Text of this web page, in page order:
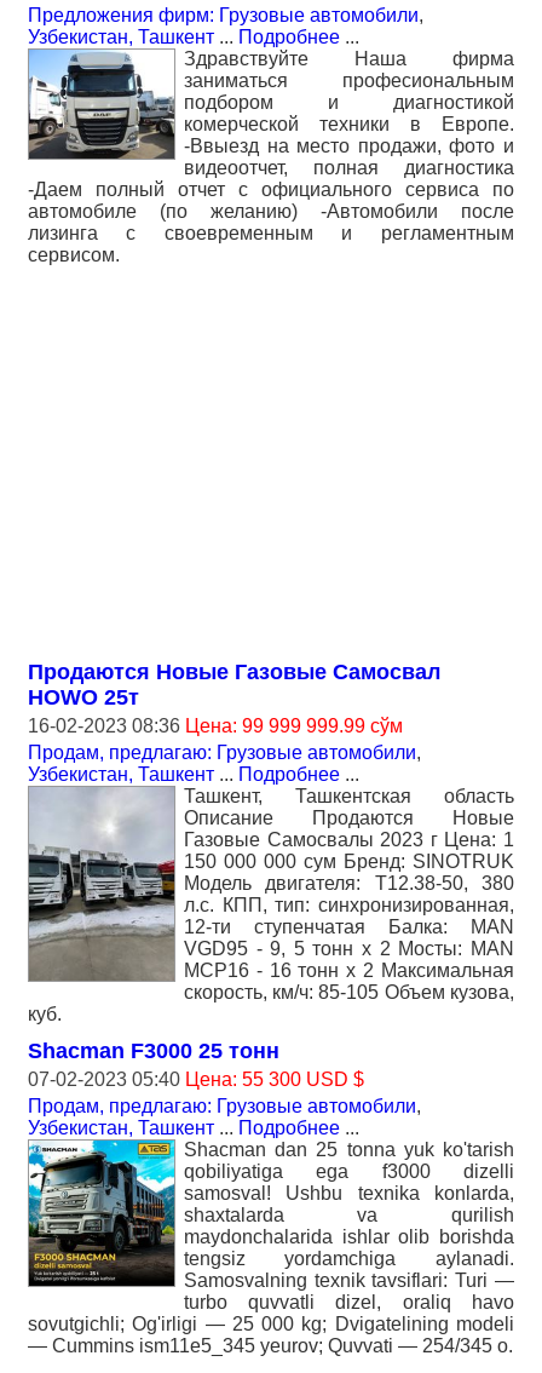
Предложения фирм: Грузовые автомобили,
Узбекистан, Ташкент ... Подробнее ...
Здравствуйте Наша фирма
заниматься професиональным
подбором и диагностикой
комерческой техники в Европе.
-Ввыезд на место продажи, фото и
видеоотчет, полная диагностика
-Даем полный отчет с официального сервиса по
автомобиле (по желанию) -Автомобили после
лизинга с своевременным и регламентным
сервисом.
Продаются Новые Газовые Самосвал
HOWO 25т
16-02-2023 08:36 Цена: 99 999 999.99 сўм
Продам, предлагаю: Грузовые автомобили,
Узбекистан, Ташкент ... Подробнее ...
Ташкент, Ташкентская область
Описание Продаются Новые
Газовые Самосвалы 2023 г Цена: 1
150 000 000 сум Бренд: SINOTRUK
Модель двигателя: Т12.38-50, 380
л.с. КПП, тип: синхронизированная,
12-ти ступенчатая Балка: MAN
VGD95 - 9, 5 тонн x 2 Мосты: MAN
MCP16 - 16 тонн x 2 Максимальная
скорость, км/ч: 85-105 Объем кузова,
куб.
Shacman F3000 25 тонн
07-02-2023 05:40 Цена: 55 300 USD $
Продам, предлагаю: Грузовые автомобили,
Узбекистан, Ташкент ... Подробнее ...
Shacman dan 25 tonna yuk ko'tarish
qobiliyatiga ega f3000 dizelli
samosval! Ushbu texnika konlarda,
shaxtalarda va qurilish
maydonchalarida ishlar olib borishda
tengsiz yordamchiga aylanadi.
Samosvalning texnik tavsiflari: Turi —
turbo quvvatli dizel, oraliq havo
sovutgichli; Og'irligi — 25 000 kg; Dvigatelining modeli
— Cummins ism11e5_345 yeurov; Quvvati — 254/345 o.